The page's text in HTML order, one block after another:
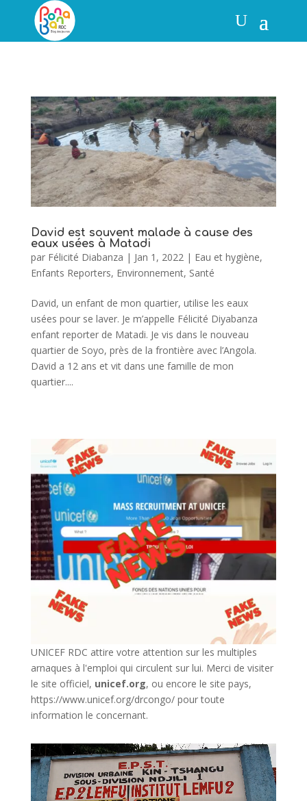
David est souvent malade à cause des
eaux usées à Matadi
par Félicité Diabanza | Jan 1, 2022| Eau et hygiène,
Enfants Reporters, Environnement, Santé
David, un enfant de mon quartier, utilise les eaux
usées pour se laver. Je m’appelle Félicité Diyabanza
enfant reporter de Matadi. Je vis dans le nouveau
quartier de Soyo, près de la frontière avec l’Angola.
David a 12 ans et vit dans une famille de mon
quartier....
UNICEF RDC attire votre attention sur les multiples
arnaques à l'emploi qui circulent sur lui. Merci de visiter
le site officiel, unicef.org, ou encore le site pays,
https://www.unicef.org/drcongo/pour toute
information le concernant.